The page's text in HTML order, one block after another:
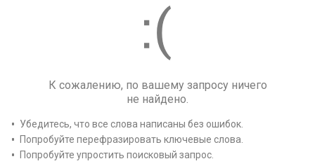
К сожалению, по вашему запросу ничего
не найдено.
Убедитесь, что все слова написаны без ошибок.
Попробуйте перефразировать ключевые слова.
Попробуйте упростить поисковый запрос.